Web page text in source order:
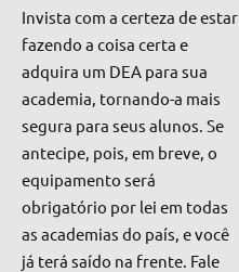
Invista com a certeza de estar
fazendo a coisa certa e
adquira um DEA para sua
academia, tornando-a mais
segura para seus alunos . Se
antecipe, pois, em breve, o
equipamento será
obrigatório por lei em todas
as academias do país, e você
já terá saído na frente. Fale